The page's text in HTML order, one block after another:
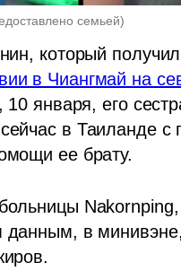
семьей)
в Чиангмай на
января, его
в Таиланде с
ее брату.
Nakornping,
данным, в